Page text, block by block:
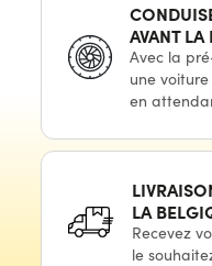
AVANT LA
Avec la
une voiture
en
LA
Recevez
le